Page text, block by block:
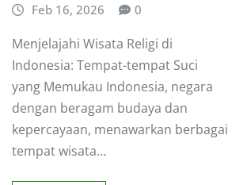
Feb 16, 2026
0
Menjelajahi Wisata Religi di
Indonesia: Tempat-tempat Suci
yang Memukau Indonesia, negara
dengan beragam budaya dan
kepercayaan, menawarkan berbagai
tempat wisata…